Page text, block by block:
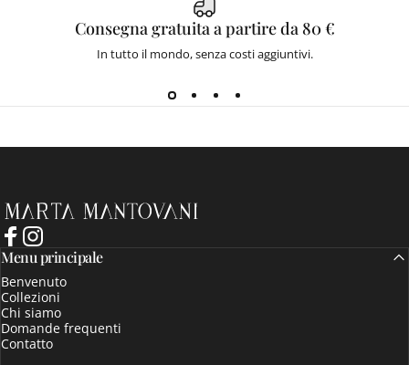
Consegna gratuita a partire da 80 €
In tutto il mondo, senza costi aggiuntivi.
Marta Mantovani
Facebook
Instagram
Menu principale
Benvenuto
Collezioni
Chi siamo
Domande frequenti
Contatto